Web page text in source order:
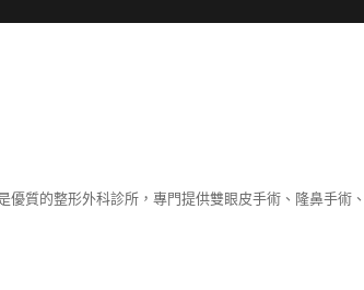
質的整形外科診所，專門提供雙眼皮手術、隆鼻手術